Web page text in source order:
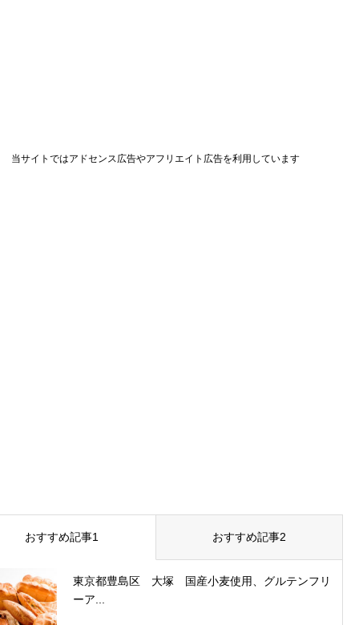
当サイトではアドセンス広告やアフリエイト広告を利用しています
おすすめ記事1 おすすめ記事2
東京都豊島区 大塚 国産小麦使用、グルテンフリ
ーア...